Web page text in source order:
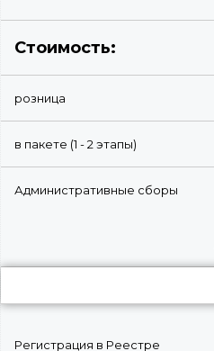
Стоимость:
розница
в пакете (1 - 2 этапы)
Административные сборы
Регистрация в Реестре